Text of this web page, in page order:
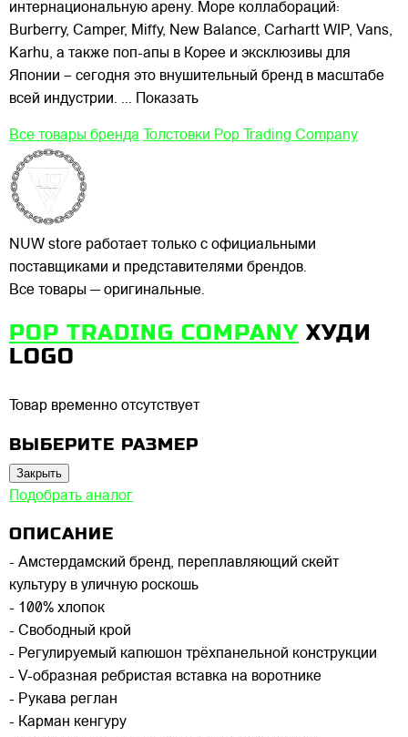
интернациональную арену. Море коллабораций:
Burberry, Camper, Miffy, New Balance, Carhartt WIP, Vans,
Karhu, а также поп-апы в Корее и эксклюзивы для
Японии – сегодня это внушительный бренд в масштабе
всей индустрии. ... Показать
Все товары бренда Толстовки Pop Trading Company
NUW store работает только с официальными
поставщиками и представителями брендов.
Все товары — оригинальные.
POP TRADING COMPANY ХУДИ
LOGO
Товар временно отсутствует
ВЫБЕРИТЕ РАЗМЕР
Закрыть
Подобрать аналог
ОПИСАНИЕ
- Амстердамский бренд, переплавляющий скейт
культуру в уличную роскошь
- 100% хлопок
- Свободный крой
- Регулируемый капюшон трёхпанельной конструкции
- V-образная ребристая вставка на воротнике
- Рукава реглан
- Карман кенгуру